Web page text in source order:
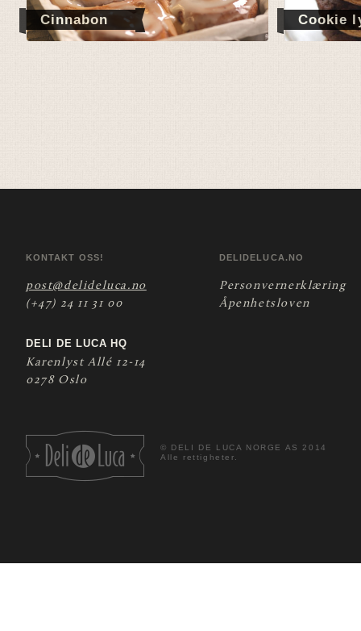
Cinnabon Cookie
KONTAKT OSS!
post@delideluca.no
(+47) 24 11 31 00
DELI DE LUCA HQ
Karenlyst Allé 12-14
0278 Oslo
DELIDELUCA.NO
Personvernerklæring
Åpenhetsloven
© DELI DE LUCA NORGE AS 2014
Alle rettigheter.